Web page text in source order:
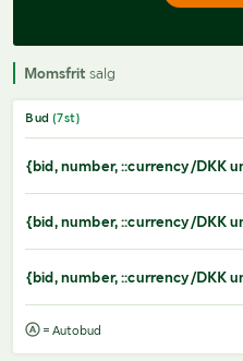
Momsfrit salg
Bud (7st)
{bid, number, ::currency/
{bid, number, ::currency/
{bid, number, ::currency/
= Autobud